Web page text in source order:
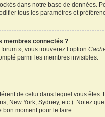
dans notre base de données.
tous les paramètres et
membres connectés ?
», vous trouverez l’option
parmi les membres invisibles.
de celui dans lequel vous
New York, Sydney, etc.). Notez
bon moment pour le faire.